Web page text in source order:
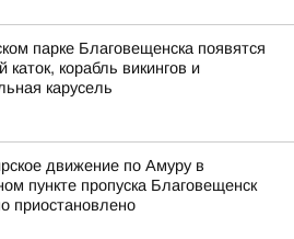
парке Благовещенска появятся
каток, корабль викингов и
карусель
движение по Амуру в
пункте пропуска Благовещенск
приостановлено